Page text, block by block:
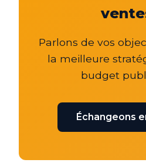
Parlons de vos
la meilleure
budget
Échangeons